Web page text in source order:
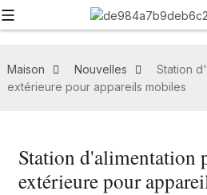
Maison Nouvelles
Station
extérieure pour appareils mobiles
Station d'alimentation
extérieure pour